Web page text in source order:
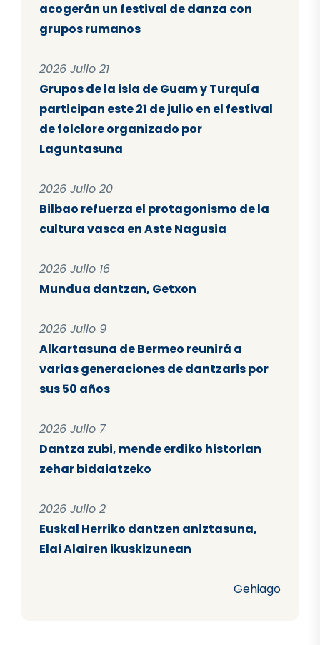
acogerán un festival de danza con
grupos rumanos
2026 Julio 21
Grupos de la isla de Guam y Turquía
participan este 21 de julio en el festival
de folclore organizado por
Laguntasuna
2026 Julio 20
Bilbao refuerza el protagonismo de la
cultura vasca en Aste Nagusia
2026 Julio 16
Mundua dantzan, Getxon
2026 Julio 9
Alkartasuna de Bermeo reunirá a
varias generaciones de dantzaris por
sus 50 años
2026 Julio 7
Dantza zubi, mende erdiko historian
zehar bidaiatzeko
2026 Julio 2
Euskal Herriko dantzen aniztasuna,
Elai Alairen ikuskizunean
Gehiago